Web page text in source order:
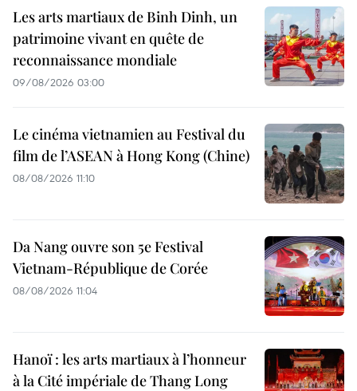
Les arts martiaux de Binh Dinh, un
patrimoine vivant en quête de
reconnaissance mondiale
09/08/2026 03:00
Le cinéma vietnamien au Festival du
film de l’ASEAN à Hong Kong (Chine)
08/08/2026 11:10
Da Nang ouvre son 5e Festival
Vietnam-République de Corée
08/08/2026 11:04
Hanoï : les arts martiaux à l’honneur
à la Cité impériale de Thang Long